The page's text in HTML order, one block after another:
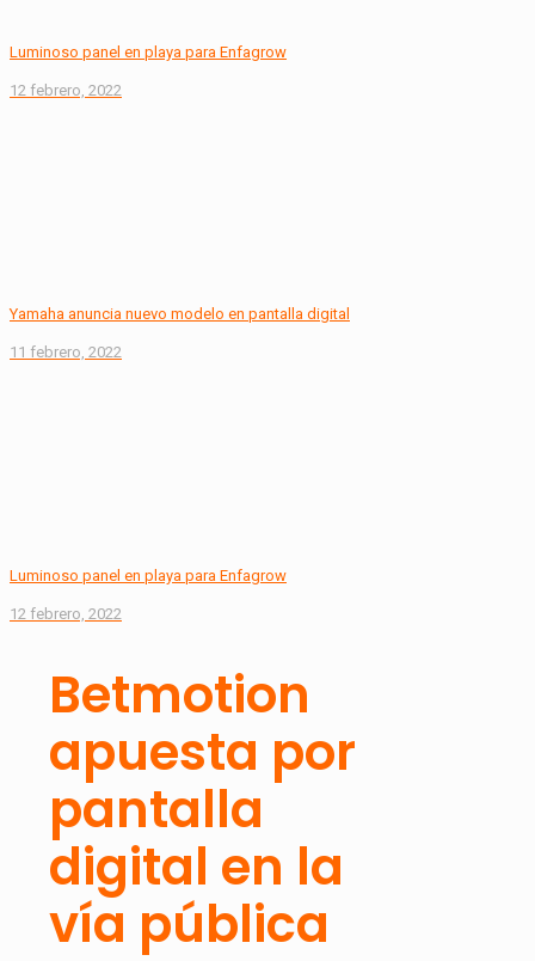
Luminoso panel en playa para Enfagrow
12 febrero, 2022
Yamaha anuncia nuevo modelo en pantalla digital
11 febrero, 2022
Luminoso panel en playa para Enfagrow
12 febrero, 2022
Betmotion
apuesta por
pantalla
digital en la
vía pública